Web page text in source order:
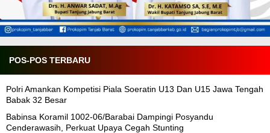
POS-POS TERBARU
Polri Amankan Kompetisi Piala Soeratin U13 Dan U15 Jawa Tengah
Babak 32 Besar
Babinsa Koramil 1002-06/Barabai Dampingi Posyandu
Cenderawasih, Perkuat Upaya Cegah Stunting